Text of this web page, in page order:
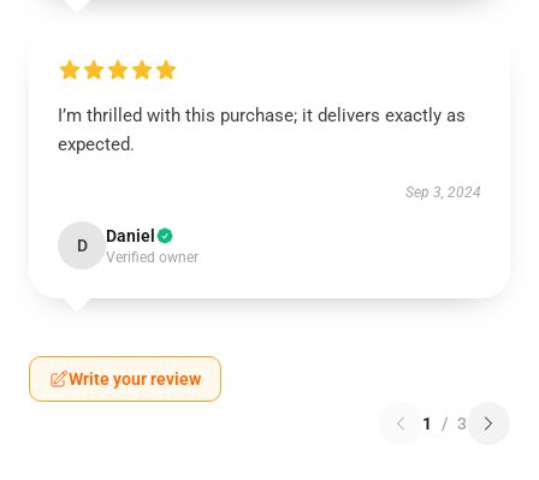
I’m thrilled with this purchase; it delivers exactly as
expected.
Sep 3, 2024
D Daniel
Verified owner
Write your review
1 / 3